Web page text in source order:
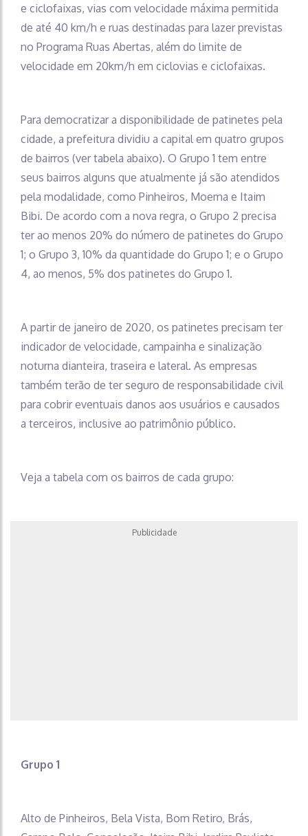
e ciclofaixas, vias com velocidade máxima permitida
de até 40 km/h e ruas destinadas para lazer previstas
no Programa Ruas Abertas, além do limite de
velocidade em 20km/h em ciclovias e ciclofaixas.
Para democratizar a disponibilidade de patinetes pela
cidade, a prefeitura dividiu a capital em quatro grupos
de bairros (ver tabela abaixo). O Grupo 1 tem entre
seus bairros alguns que atualmente já são atendidos
pela modalidade, como Pinheiros, Moema e Itaim
Bibi. De acordo com a nova regra, o Grupo 2 precisa
ter ao menos 20% do número de patinetes do Grupo
1; o Grupo 3, 10% da quantidade do Grupo 1; e o Grupo
4, ao menos, 5% dos patinetes do Grupo 1.
A partir de janeiro de 2020, os patinetes precisam ter
indicador de velocidade, campainha e sinalização
noturna dianteira, traseira e lateral. As empresas
também terão de ter seguro de responsabilidade civil
para cobrir eventuais danos aos usuários e causados
a terceiros, inclusive ao patrimônio público.
Veja a tabela com os bairros de cada grupo:
Publicidade
Grupo 1
Alto de Pinheiros, Bela Vista, Bom Retiro, Brás,